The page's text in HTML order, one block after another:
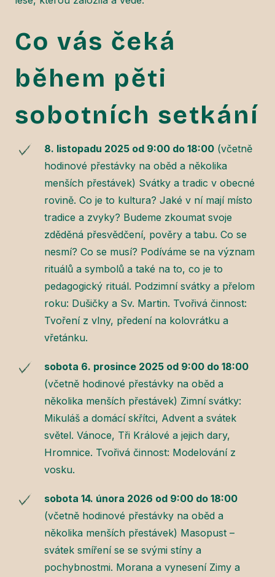
Co vás čeká
během pěti
sobotních setkání
8. listopadu 2025 od 9:00 do 18:00 (včetně
hodinové přestávky na oběd a několika
menších přestávek) Svátky a tradic v obecné
rovině. Co je to kultura? Jaké v ní mají místo
tradice a zvyky? Budeme zkoumat svoje
zděděná přesvědčení, pověry a tabu. Co se
nesmí? Co se musí? Podíváme se na význam
rituálů a symbolů a také na to, co je to
pedagogický rituál. Podzimní svátky a přelom
roku: Dušičky a Sv. Martin. Tvořivá činnost:
Tvoření z vlny, předení na kolovrátku a
vřetánku.
sobota 6. prosince 2025 od 9:00 do 18:00
(včetně hodinové přestávky na oběd a
několika menších přestávek) Zimní svátky:
Mikuláš a domácí skřítci, Advent a svátek
světel. Vánoce, Tři Králové a jejich dary,
Hromnice. Tvořivá činnost: Modelování z
vosku.
sobota 14. února 2026 od 9:00 do 18:00
(včetně hodinové přestávky na oběd a
několika menších přestávek) Masopust –
svátek smíření se se svými stíny a
pochybnostmi. Morana a vynesení Zimy a